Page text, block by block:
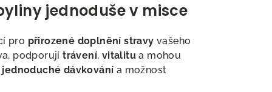
jednoduše v misce
pro přirozené doplnění stravyvašeho
podporujítrávení, vitalitu a mohou
jednoduché dávkování a možnost